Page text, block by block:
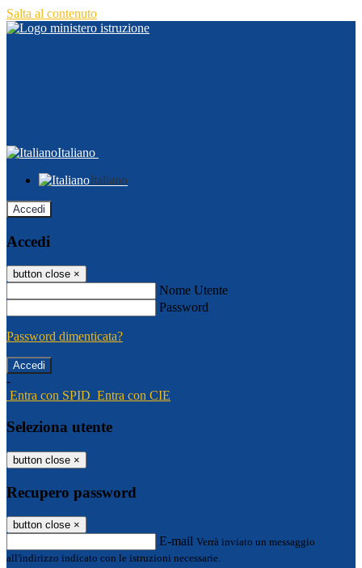
Salta al contenuto
Italiano
Italiano
Accedi
Accedi
button close ×
Nome Utente
Password
Password dimenticata?
-
Entra con SPID Entra con CIE
Seleziona utente
button close ×
Recupero password
button close ×
E-mail Verrà inviato un messaggio
all'indirizzo indicato con le istruzioni necessarie.